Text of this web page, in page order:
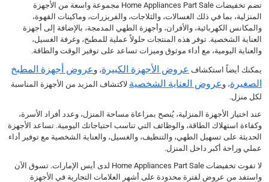
تضم تخفيضات Home Appliances Part Sale مجموعة واسعة من الأجهزة
المنزلية، بما في ذلك الغسالات، والثلاجات، والفريزرات، وماكينات القهوة،
والمكانس الكهربائية، والأفران، وأجهزة الطهي المدمجة، بالإضافة إلى أجهزة
العناية الشخصية. توفر هذه المنتجات حلولاً عملية للمطبخ، وغرفة الغسيل،
والعناية اليومية، مع أداء موثوق وميزات تساعد على توفير الوقت والطاقة.
يمكنك أيضاً استكشاف عروض الأجهزة الكبيرة، و عروض أجهزة المطبخ
الصغيرة، و عروض العناية الشخصية لاكتشاف المزيد من الأجهزة المناسبة
لكل منزل.
عند اختيار الأجهزة المنزلية، يُنصح بمراعاة مساحة المنزل، وعدد أفراد الأسرة،
وكفاءة استهلاك الطاقة، والوظائف التي تناسب احتياجاتك اليومية. تساعد الأجهزة
الحديثة على تسهيل الطهي، والتنظيف، والغسيل، والعناية الشخصية مع توفير أداء
عملي وراحة أكبر داخل المنزل.
لا تفوت تخفيضات Home Appliances Part Sale لدى أيس الإمارات. تسوق الآن
واستفد من عروض لفترة محدودة على أشهر العلامات التجارية في الأجهزة